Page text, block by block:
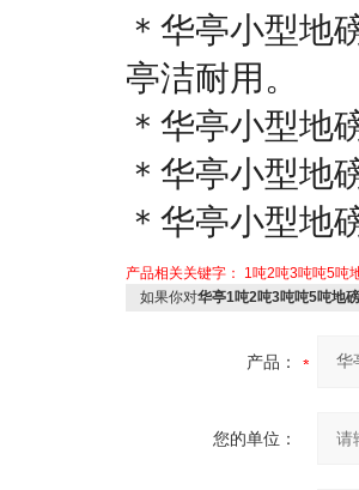
＊华亭小型地
亭洁耐用。
＊华亭小型地
＊华亭小型地
＊华亭小型地
产品相关关键字： 1吨2吨3吨吨5吨
如果你对华亭1吨2吨3吨吨5吨地
产品：
您的单位：